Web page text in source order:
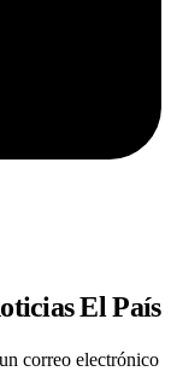
El País
correo electrónico